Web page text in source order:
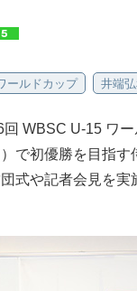
ールドカップ 井端
WBSC U-15 ワ
で初優勝を目指
式や記者会見を